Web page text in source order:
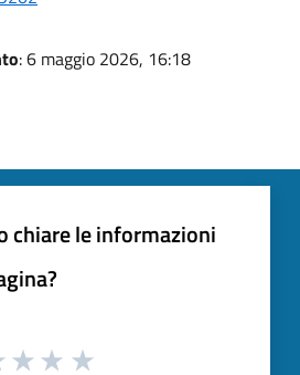
: 6 maggio 2026, 16:18
chiare le informazioni